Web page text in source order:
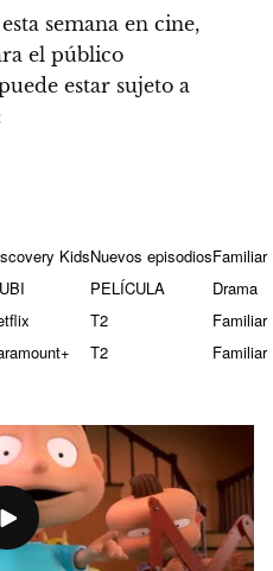
semana en cine,
el público
estar sujeto a
KidsNuevos episodiosFamiliar
PELÍCULA
Drama
T2
Familiar
T2 Familiar